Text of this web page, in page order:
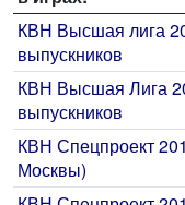
КВН Высшая лига
выпускников
КВН Высшая Лига
выпускников
КВН Спецпроект
Москвы)